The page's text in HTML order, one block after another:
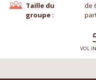
Taille du
groupe :
de
VOL